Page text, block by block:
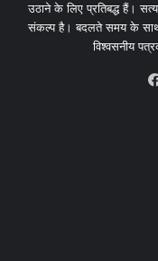
उठाने के लिए प्रतिबद्ध हैं। सत्य
संकल्प है। बदलते समय के साथ
विश्वसनीय